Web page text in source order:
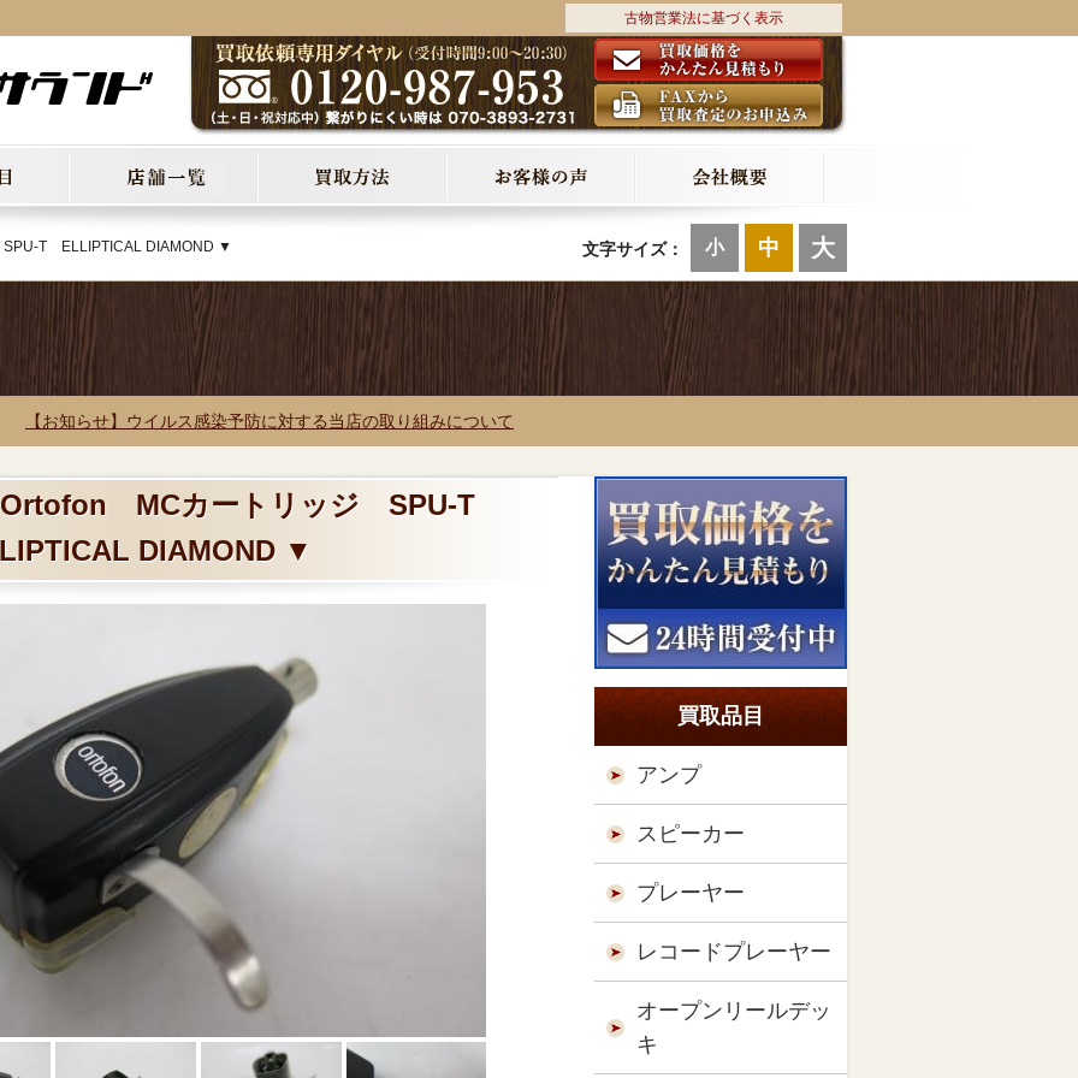
古物営業法に基づく表示
文字サイズ： 小 中 大
T ELLIPTICAL DIAMOND ▼
【お知らせ】ウイルス感染予防に対する当店の取り組みについて
Ortofon MCカートリッジ SPU-T
DIAMOND ▼
買取品目
アンプ
スピーカー
プレーヤー
レコードプレーヤー
オープンリールデッ
キ